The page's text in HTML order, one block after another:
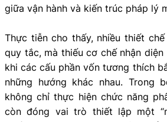
giữa vận hành và kiến trúc pháp lý
Thực tiễn cho thấy, nhiều thiết
quy tắc, mà thiếu cơ chế nhận
khi các cấu phần vốn tương thích
những hướng khác nhau. Trong
không chỉ thực hiện chức năng
còn đóng vai trò thiết lập một